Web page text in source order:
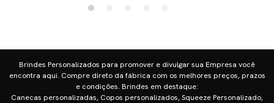
Brindes Personalizados para promover e divulgar sua Empresa você
encontra aqui. Compre direto da fábrica com os melhores preços, prazos
e condições. Brindes em destaque:
Canecas personalizadas, Copos personalizados, Squeeze Personalizado,